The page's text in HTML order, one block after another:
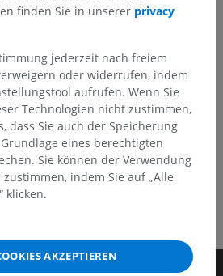
Ein Problem melden
finden Sie in unserer privacy
jederzeit nach freiem
oder widerrufen, indem
aufrufen. Wenn Sie
Technologien nicht zustimmen,
dass Sie auch der Speicherung
eines berechtigten
Sie können der Verwendung
indem Sie auf „Alle
klicken.
AKZEPTIEREN